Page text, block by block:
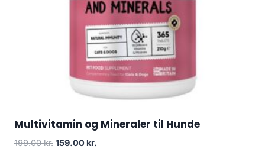
Multivitamin og Mineraler til Hunde
199.00kr. Den
159.00 kr.